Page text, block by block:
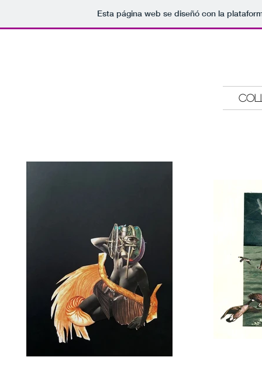
Esta página web se diseñó con la